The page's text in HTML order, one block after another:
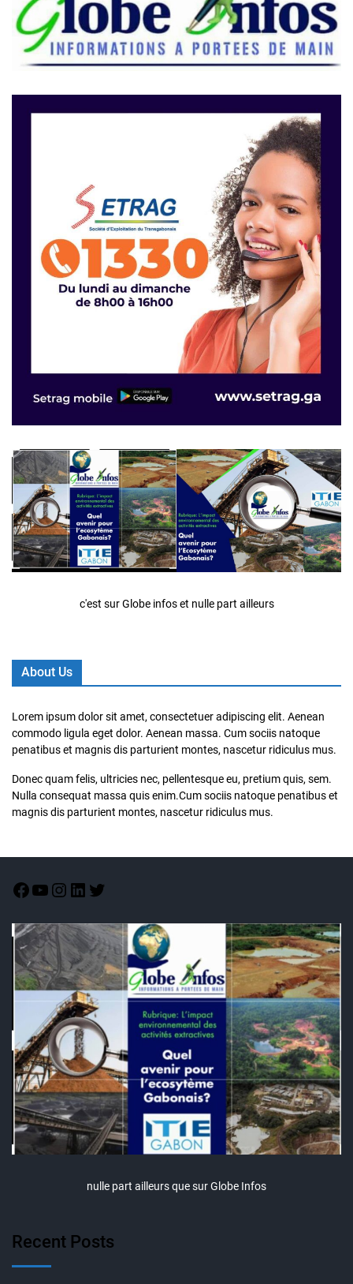
c'est sur Globe infos et nulle part ailleurs
About Us
Lorem ipsum dolor sit amet, consectetuer adipiscing elit. Aenean
commodo ligula eget dolor. Aenean massa. Cum sociis natoque
penatibus et magnis dis parturient montes, nascetur ridiculus mus.
Donec quam felis, ultricies nec, pellentesque eu, pretium quis, sem.
Nulla consequat massa quis enim.Cum sociis natoque penatibus et
magnis dis parturient montes, nascetur ridiculus mus.
nulle part ailleurs que sur Globe Infos
Recent Posts